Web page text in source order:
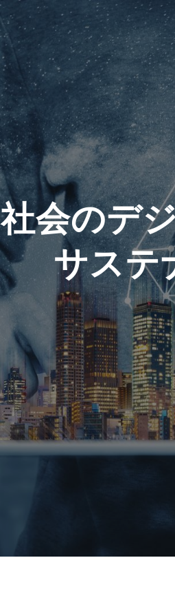
社会のデ
サステ